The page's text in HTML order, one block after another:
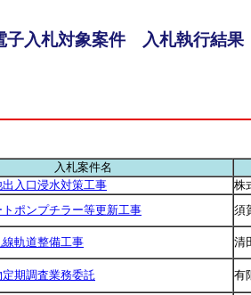
子入札対象案件 入札執行結果
入札案件名
入口浸水対策工事 株
ポンプチラー等更新工事 須
軌道整備工事 清
期調査業務委託 有